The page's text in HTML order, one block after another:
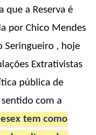
que a Reserva é
por Chico Mendes
Seringueiro , hoje
Extrativistas
pública de
sentido com a
tem como